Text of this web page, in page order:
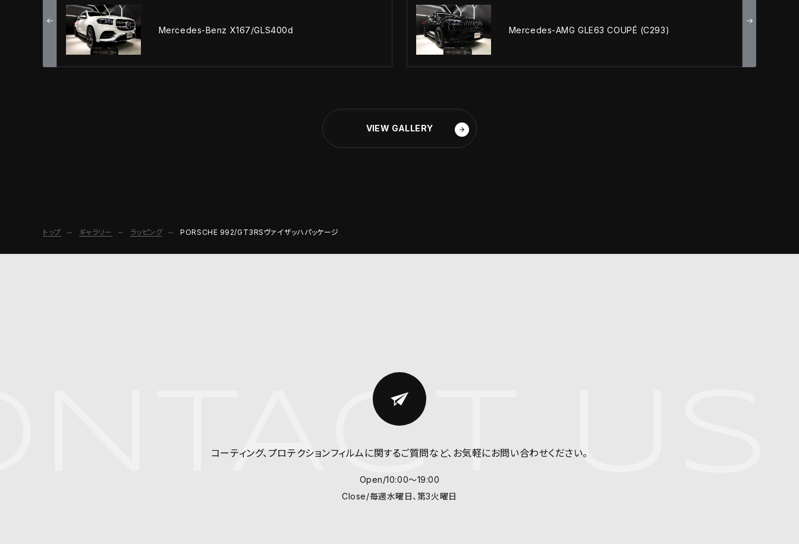
Mercedes-Benz X167/GLS400ⅾ Mercedes-AMG GLE63 COUPÉ (C293)
VIEW GALLERY
トップ ギャラリー ラッピング PORSCHE 992/GT3RSヴァイザッハパッケージ
コーティング、プロテクションフィルム に関するご質問など、 お気軽にお問い合わせください。
Open/10:00～19:00
Close/毎週水曜日、第3火曜日
US